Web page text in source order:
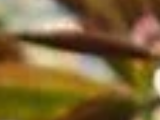
Kina Höjd: 2-3 meter Blommar: Maj - Juni
Planteras i en...